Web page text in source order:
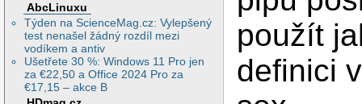
AbcLinuxu
Týden na ScienceMag.cz: Vylepšený
test nenašel žádný rozdíl mezi
vodíkem a antiv
Ušetřete 30 %: Windows 11 Pro jen
za €22,50 a Office 2024 Pro za
€17,15 – akce B
použít
definici